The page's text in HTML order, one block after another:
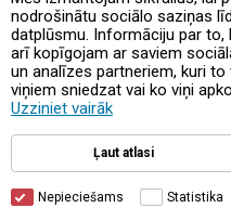
nodrošinātu sociālo saziņas
datplūsmu. Informāciju par
arī kopīgojam ar saviem
un analīzes partneriem, kuri
viņiem sniedzat vai ko viņi
Uzziniet vairāk
Ļaut atlasi
Nepieciešams Statistika
Предложения и акции
Контакты